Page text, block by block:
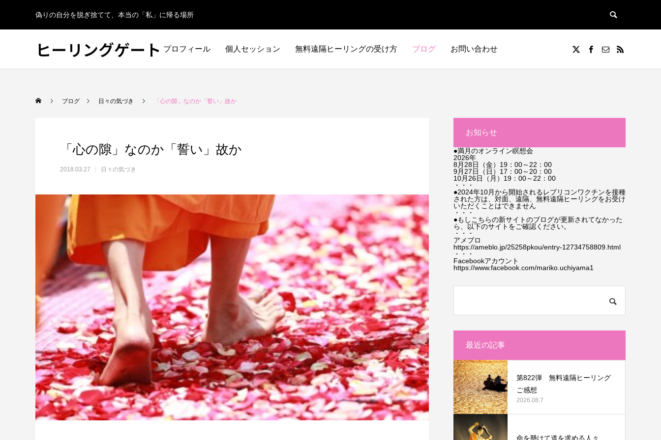
偽りの自分を脱ぎ捨てて、本当の「私」に帰る場所
ヒーリングゲート プロフィール 個人セッション 無料遠隔ヒーリングの受け方 ブログ お問い合わせ
ブログ 日々の気づき 「心の隙」なのか「誓い」故か
「心の隙」なのか「誓い」故か
2018.03.27 日々の気づき
お知らせ
●満月のオンライン瞑想会
2026年
8月28日（金）19：00～22：00
9月27日（日）17：00～20：00
10月26日（月）19：00～22：00
・・・
●2024年10月から開始されるレプリコンワクチンを接種
された方は、対面、遠隔、無料遠隔ヒーリングをお受け
いただくことはできません
・・・
●もしこちらの新サイトのブログが更新されてなかった
ら、以下のサイトをご確認ください。
・・・
アメブロ
https://ameblo.jp/25258pkou/entry-12734758809.html
・・・
Facebookアカウント
https://www.facebook.com/mariko.uchiyama1
最近の記事
第822弾 無料遠隔ヒーリング
ご感想
2026.08.7
命を懸けて道を求める人々